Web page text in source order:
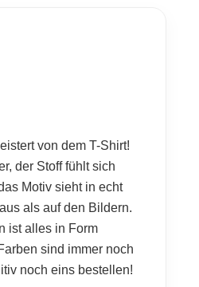
von dem T-Shirt!
der Stoff fühlt sich
Motiv sieht in echt
als auf den Bildern.
ist alles in Form
sind immer noch
noch eins bestellen!